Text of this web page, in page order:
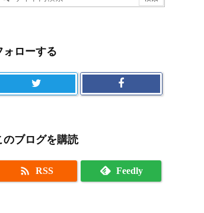
ォローする
のブログを購読
 RSS Feedly